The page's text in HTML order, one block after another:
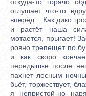
оглушает что-то
вперёд... Как дико
и растёт наша
мотается, прыгает!
ровно трепещет по
и как скоро
передышке после
пахнет лесным
бьёт, торжествует,
я непристой-но